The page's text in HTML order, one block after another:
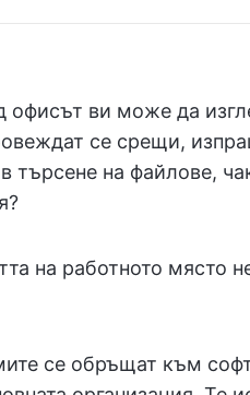
офисът ви може да
се срещи,
търсене на файлове,
на работното място
се обръщат към